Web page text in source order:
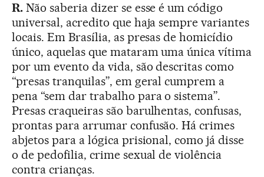
R. Não saberia dizer se esse é um código
universal, acredito que haja sempre variantes
locais. Em Brasília, as presas de homicídio
único, aquelas que mataram uma única vítima
por um evento da vida, são descritas como
“presas tranquilas”, em geral cumprem a
pena “sem dar trabalho para o sistema”.
Presas craqueiras são barulhentas, confusas,
prontas para arrumar confusão. Há crimes
abjetos para a lógica prisional, como já disse
o de pedofilia, crime sexual de violência
contra crianças.